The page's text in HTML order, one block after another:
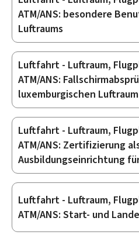
Unterrubriken
ATM/ANS: besondere
Luftraums
Luftfahrt - Luftraum,
ATM/ANS:
luxemburgischen Luftraum
Luftfahrt - Luftraum,
ATM/ANS: Zertifizierung
Ausbildungseinrichtung
Luftfahrt - Luftraum,
ATM/ANS: Start- und